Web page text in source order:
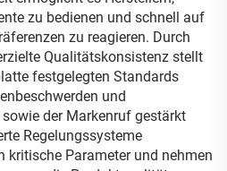
zu bedienen und schnell auf
zu reagieren. Durch
Qualitätskonsistenz stellt
festgelegten Standards
und
der Markenruf gestärkt
Regelungssysteme
kritische Parameter und nehmen